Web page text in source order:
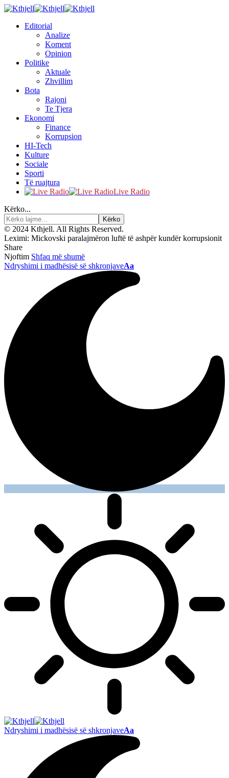
Editorial
Analize
Koment
Opinion
Politike
Aktuale
Zhvillim
Bota
Rajoni
Te Tjera
Ekonomi
Finance
Korrupsion
HI-Tech
Kulture
Sociale
Sporti
Të ruajtura
Live Radio
Kërko...
© 2024 Kthjell. All Rights Reserved.
Leximi: Mickovski paralajmëron luftë të ashpër kundër korrupsionit
Share
Njoftim Shfaq më shumë
Ndryshimi i madhësisë së shkronjaveAa
Ndryshimi i madhësisë së shkronjaveAa